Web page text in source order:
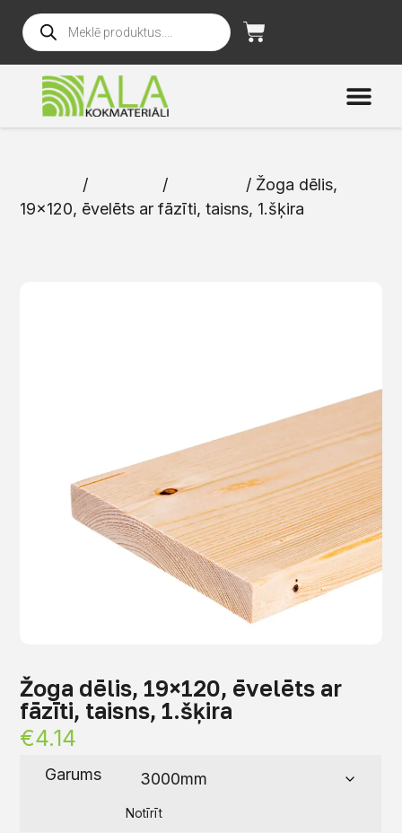
/ /
/ Žoga dēlis,
19×120, ēvelēts ar fāzīti, taisns, 1.šķira
Žoga dēlis, 19×120, ēvelēts ar
fāzīti, taisns, 1.šķira
€4.14
Garums
Notīrīt